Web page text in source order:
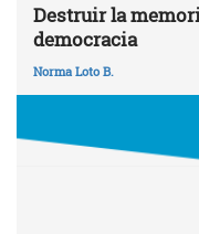
Destruir la
democracia
Norma Loto B.